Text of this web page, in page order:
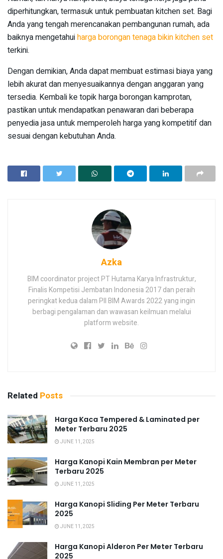
diperhitungkan, termasuk untuk pembuatan kitchen set. Bagi
Anda yang tengah merencanakan pembangunan rumah, ada
baiknya mengetahuiharga borongan tenaga bikin kitchen set
terkini.
Dengan demikian, Anda dapat membuat estimasi biaya yang
lebih akurat dan menyesuaikannya dengan anggaran yang
tersedia. Kembali ke topik harga borongan kamprotan,
pastikan untuk mendapatkan penawaran dari beberapa
penyedia jasa untuk memperoleh harga yang kompetitif dan
sesuai dengan kebutuhan Anda.
Azka
BIM coordinator project PT Hutama Karya Infrastruktur,
Finalis Kompetisi Jembatan Indonesia 2017 dan peraih
peringkat kedua dalam PII BIM Awards 2022 yang ingin
berbagi pengalaman dan wawasan keilmuan melalui
platform website.
Related Posts
Harga Kaca Tempered & Laminated per
Meter Terbaru 2025
JUNE 11, 2025
Harga Kanopi Kain Membran per Meter
Terbaru 2025
JUNE 11, 2025
Harga Kanopi Sliding Per Meter Terbaru
2025
JUNE 11, 2025
Harga Kanopi Alderon Per Meter Terbaru
2025